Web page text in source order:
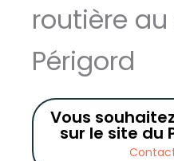
routière
Périgord
Vous
sur le site du